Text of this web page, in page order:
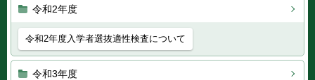
令和2年度
令和2年度入学者選抜適性検査について
令和3年度